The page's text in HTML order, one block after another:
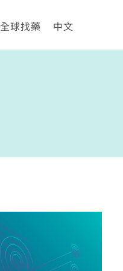
全球找藥 中文